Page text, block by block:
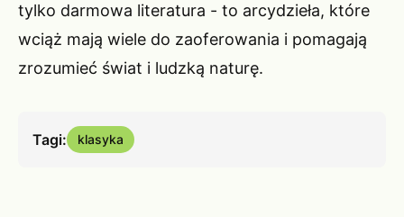
tylko darmowa literatura - to arcydzieła, które
wciąż mają wiele do zaoferowania i pomagają
zrozumieć świat i ludzką naturę.
Tagi: klasyka